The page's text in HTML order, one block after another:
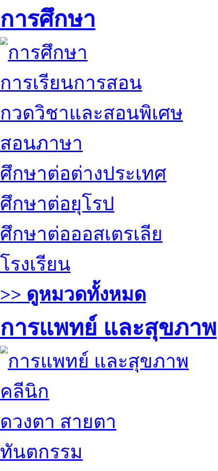
การศึกษา
การเรียนการสอน
กวดวิชาและสอนพิเศษ
สอนภาษา
ศึกษาต่อต่างประเทศ
ศึกษาต่อยุโรป
ศึกษาต่อออสเตรเลีย
โรงเรียน
>> ดูหมวดทั้งหมด
การแพทย์ และสุขภาพ
คลีนิก
ดวงตา สายตา
ทันตกรรม